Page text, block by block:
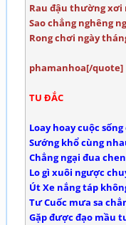
Rau đậu thường xơi
Sao chẳng nghêng
Rong chơi ngày
phamanhoa[/quote]
TU ĐẮC
Loay hoay cuộc
Sướng khổ cùng
Chẳng ngại đua
Lo gì xuôi ngược
Út Xe nắng táp
Tư Cuốc mưa sa
Gặp được đạo mầu